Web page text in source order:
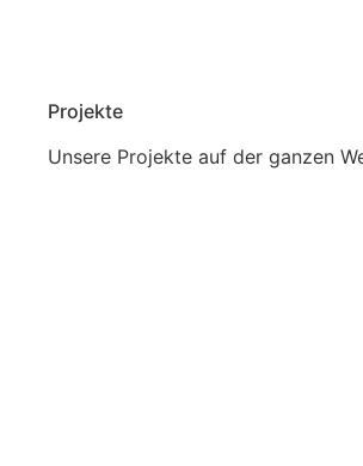
Projekte
Unsere Projekte auf der ganzen